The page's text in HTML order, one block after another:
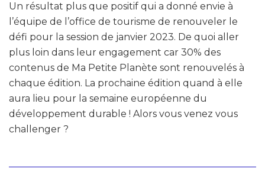
Un résultat plus que positif qui a donné envie à
l’équipe de l’office de tourisme de renouveler le
défi pour la session de janvier 2023. De quoi aller
plus loin dans leur engagement car 30% des
contenus de Ma Petite Planète sont renouvelés à
chaque édition. La prochaine édition quand à elle
aura lieu pour la semaine européenne du
développement durable ! Alors vous venez vous
challenger ?